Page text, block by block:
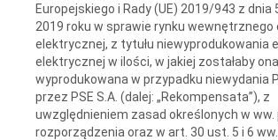
Europejskiego i Rady (UE) 2019/943 z dnia
2019 roku w sprawie rynku wewnętrznego
elektrycznej, z tytułu niewyprodukowania
elektrycznej w ilości, w jakiej zostałaby ona
wyprodukowana w przypadku niewydania
przez PSE S.A. (dalej: „Rekompensata”), z
uwzględnieniem zasad określonych w ww.
rozporządzenia oraz w art. 30 ust. 5 i 6